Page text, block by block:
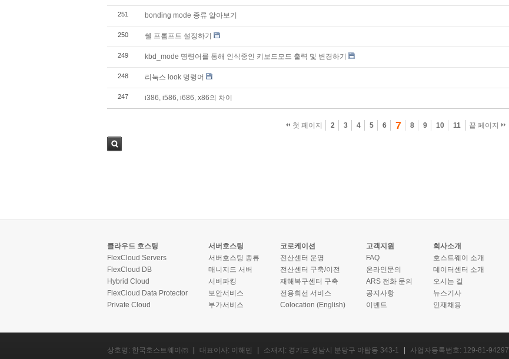
251 bonding mode 종류 알아보기
250 쉘 프롬프트 설정하기
249 kbd_mode 명령어를 통해 인식중인 키보드모드 출력 및 변경하기
248 리눅스 look 명령어
247 i386, i586, i686, x86의 차이
첫 페이지 2 3 4 5 6 7 8 9 10 11 끝 페이지
클라우드 호스팅
FlexCloud Servers
FlexCloud DB
Hybrid Cloud
FlexCloud Data Protector
Private Cloud
서버호스팅
서버호스팅 종류
매니지드 서버
서버파킹
보안서비스
부가서비스
코로케이션
전산센터 운영
전산센터 구축/이전
재해복구센터 구축
전용회선 서비스
Colocation (English)
고객지원
FAQ
온라인문의
ARS 전화 문의
공지사항
이벤트
회사소개
호스트웨이 소개
데이터센터 소개
오시는 길
뉴스기사
인재채용
상호명: 한국호스트웨이㈜ 대표이사: 이해민 소재지: 경기도 성남시 분당구 야탑동 343-1 사업자등록번호: 129-81-94297